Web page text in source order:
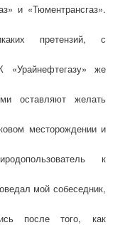
и «Тюментрансгаз».
претензий, с
же
оставляют желать
месторождении и
к
мой собеседник,
после того, как